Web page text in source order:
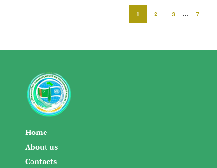
1 2 3 ... 7
Home
About us
Contacts